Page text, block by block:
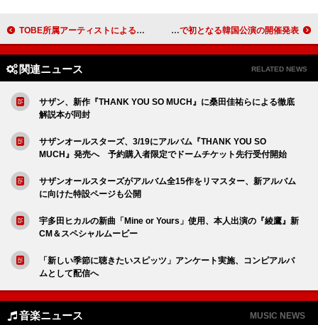
TOBE所属アーティストによる東京ドーム公演、CLASS SEVENの配信デビュー発表 あたらよ、FC限定ライブで初となる韓国公演の開催発表
関連ニュース RELATED NEWS
サザン、新作『THANK YOU SO MUCH』に桑田佳祐らによる徹底
解説本が同封
サザンオールスターズ、3/19にアルバム『THANK YOU SO
MUCH』発売へ 予約購入者限定でドームチケット先行受付開始
サザンオールスターズがアルバム全15作をリマスター、新アルバム
に向けた特設ページも公開
宇多田ヒカルの新曲「Mine or Yours」使用、本人出演の『綾鷹』新
CM＆スペシャルムービー
「新しい季節に聴きたいスピッツ」アンケート実施、コンピアルバ
ムとして配信へ
音楽ニュース MUSIC NEWS